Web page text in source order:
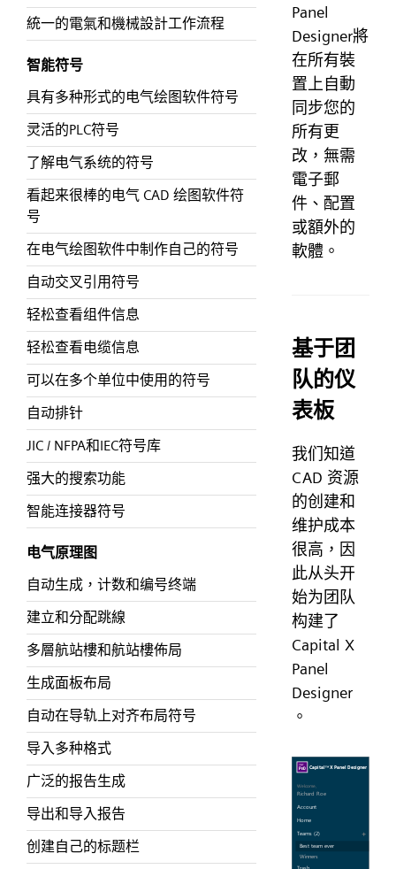
統一的電氣和機械設計工作流程
智能符号
具有多种形式的电气绘图软件符号
灵活的PLC符号
了解电气系统的符号
看起来很棒的电气 CAD 绘图软件符
号
在电气绘图软件中制作自己的符号
自动交叉引用符号
轻松查看组件信息
轻松查看电缆信息
可以在多个单位中使用的符号
自动排针
JIC / NFPA和IEC符号库
强大的搜索功能
智能连接器符号
电气原理图
自动生成，计数和编号终端
建立和分配跳線
多層航站樓和航站樓佈局
生成面板布局
自动在导轨上对齐布局符号
导入多种格式
广泛的报告生成
导出和导入报告
创建自己的标题栏
Panel
Designer將
在所有裝
置上自動
同步您的
所有更
改，無需
電子郵
件、配置
或額外的
軟體。
基于团
队的仪
表板
我们知道
CAD 资源
的创建和
维护成本
很高，因
此从头开
始为团队
构建了
Capital X
Panel
Designer
。